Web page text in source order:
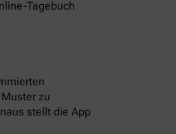
Tagebuch
zu
stellt die App